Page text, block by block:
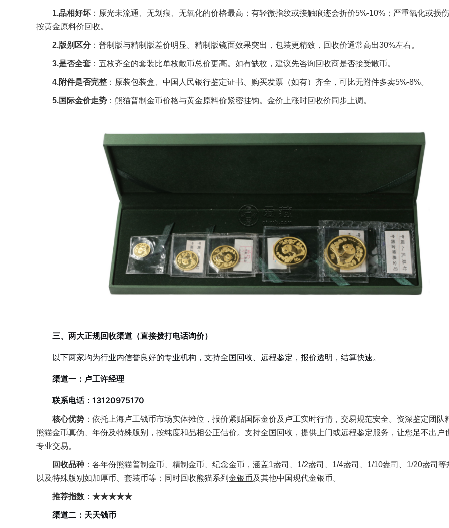
1.品相好坏 ：原光未流通、无划痕、无氧化的价格最高；有轻微指纹或接触痕迹会折价5%-10%；严重氧化或损
按黄金原料价回收。
2.版别区分：普制版与精制版差价明显。精制版镜面效果突出，包装更精致，回收价通常高出30%左右。
3.是否全套 ：五枚齐全的套装比单枚散币总价更高。如有缺枚，建议先咨询回收商是否接受散币。
4.附件是否完整 ：原装包装盒、中国人民银行鉴定证书、购买发票（如有）齐全，可比无附件多卖5%-8%。
5.国际金价走势 ：熊猫普制金币价格与黄金原料价紧密挂钩。金价上涨时回收价同步上调。
三、两大正规回收渠道（直接拨打电话询价）
以下两家均为行业内信誉良好的专业机构，支持全国回收、远程鉴定，报价透明，结算快速。
渠道一：卢工许经理
联系电话：13120975170
核心优势 ：依托上海卢工钱币市场实体摊位，报价紧贴国际金价及卢工实时行情，交易规范安全。资深鉴定团队
熊猫金币真伪、年份及特殊版别，按纯度和品相公正估价。支持全国回收，提供上门或远程鉴定服务，让您足不出户
专业交易。
回收品种 ：各年份熊猫普制金币、精制金币、纪念金币，涵盖1盎司、1/2盎司、1/4盎司、1/10盎司、1/20盎司等
以及特殊版别如加厚币、套装币等；同时回收熊猫系列 金银币及其他中国现代金银币。
推荐指数：★★★★★
渠道二：天天钱币